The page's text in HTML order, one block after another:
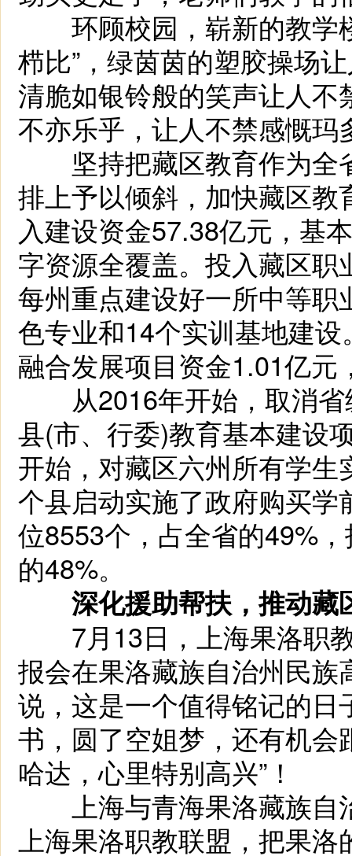
环顾校园，崭新的教学
栉比”，绿茵茵的塑胶操场
清脆如银铃般的笑声让人
不亦乐乎，让人不禁感慨
坚持把藏区教育作为全
排上予以倾斜，加快藏区
入建设资金57.38亿元，基
字资源全覆盖。投入藏区
每州重点建设好一所中等
色专业和14个实训基地建
融合发展项目资金1.01亿
从2016年开始，取消省
县(市、行委)教育基本建设
开始，对藏区六州所有学
个县启动实施了政府购买
位8553个，占全省的49%
的48%。
深化援助帮扶，推动藏
7月13日，上海果洛职教
报会在果洛藏族自治州民
说，这是一个值得铭记的日
书，圆了空姐梦，还有机
哈达，心里特别高兴”！
上海与青海果洛藏族自
上海果洛职教联盟，把果